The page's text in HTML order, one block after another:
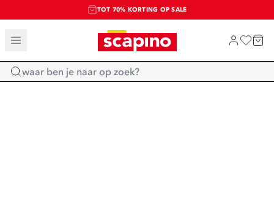
TOT 70% KORTING OP SALE
SALE: LAATSTE KANS!
SHOP NIEUW
Home